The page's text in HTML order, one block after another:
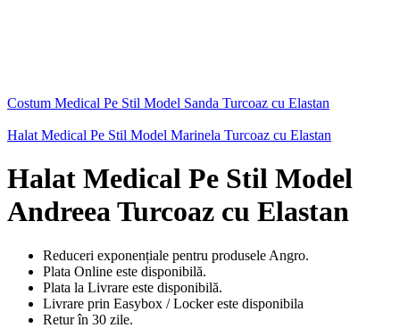
Costum Medical Pe Stil Model Sanda Turcoaz cu Elastan
Halat Medical Pe Stil Model Marinela Turcoaz cu Elastan
Halat Medical Pe Stil Model
Andreea Turcoaz cu Elastan
Reduceri exponențiale pentru produsele Angro.
Plata Online este disponibilă.
Plata la Livrare este disponibilă.
Livrare prin Easybox / Locker este disponibila
Retur în 30 zile.